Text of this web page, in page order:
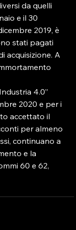
da quelli
e il 30
2019, è
stati pagati
acquisizione. A
4.0”
2020 e per i
accettato il
per almeno
continuano a
e la
60 e 62,